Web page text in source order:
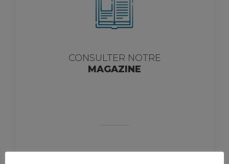
CONSULTER NOTRE
MAGAZINE